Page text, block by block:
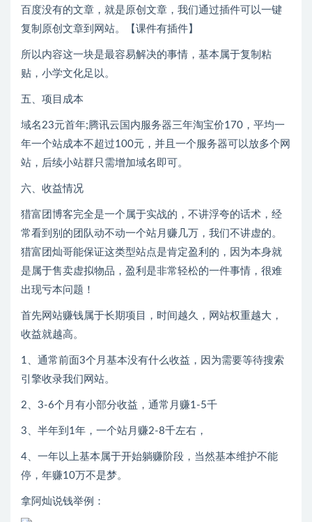
百度没有的文章，就是原创文章，我们通过插件可以一键
复制原创文章到网站。【课件有插件】
所以内容这一块是最容易解决的事情，基本属于复制粘
贴，小学文化足以。
五、项目成本
域名23元首年;腾讯云国内服务器三年淘宝价170，平均一
年一个站成本不超过100元，并且一个服务器可以放多个网
站，后续小站群只需增加域名即可。
六、收益情况
猎富团博客完全是一个属于实战的，不讲浮夸的话术，经
常看到别的团队动不动一个站月赚几万，我们不讲虚的。
猎富团灿哥能保证这类型站点是肯定盈利的，因为本身就
是属于售卖虚拟物品，盈利是非常轻松的一件事情，很难
出现亏本问题！
首先网站赚钱属于长期项目，时间越久，网站权重越大，
收益就越高。
1、通常前面3个月基本没有什么收益，因为需要等待搜索
引擎收录我们网站。
2、3-6个月有小部分收益，通常月赚1-5千
3、半年到1年，一个站月赚2-8千左右，
4、一年以上基本属于开始躺赚阶段，当然基本维护不能
停，年赚10万不是梦。
拿阿灿说钱举例：